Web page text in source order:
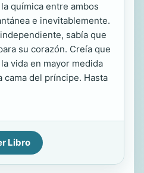
química entre ambos
e inevitablemente.
sabía que
su corazón. Creía que
vida en mayor medida
del príncipe. Hasta
Libro